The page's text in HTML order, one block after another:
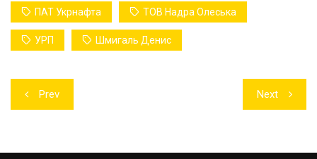
ПАТ Укрнафта ТОВ Надра Олеська
УРП Шмигаль Денис
Навігація
записів
Prev Next